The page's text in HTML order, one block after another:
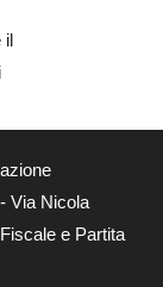
il
Via Nicola
e Partita